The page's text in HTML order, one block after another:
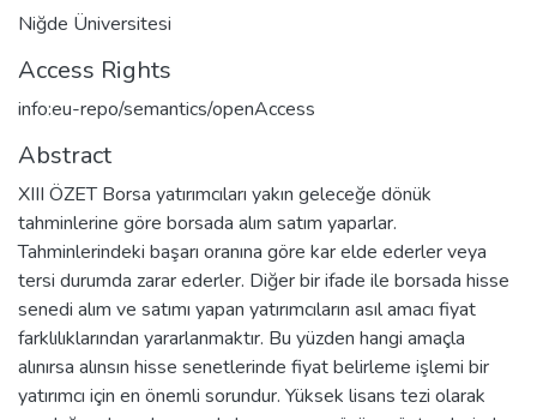
Niğde Üniversitesi
Access Rights
info:eu-repo/semantics/openAccess
Abstract
XIII ÖZET Borsa yatırımcıları yakın geleceğe dönük
tahminlerine göre borsada alım satım yaparlar.
Tahminlerindeki başarı oranına göre kar elde ederler veya
tersi durumda zarar ederler. Diğer bir ifade ile borsada hisse
senedi alım ve satımı yapan yatırımcıların asıl amacı fiyat
farklılıklarından yararlanmaktır. Bu yüzden hangi amaçla
alınırsa alınsın hisse senetlerinde fiyat belirleme işlemi bir
yatırımcı için en önemli sorundur. Yüksek lisans tezi olarak